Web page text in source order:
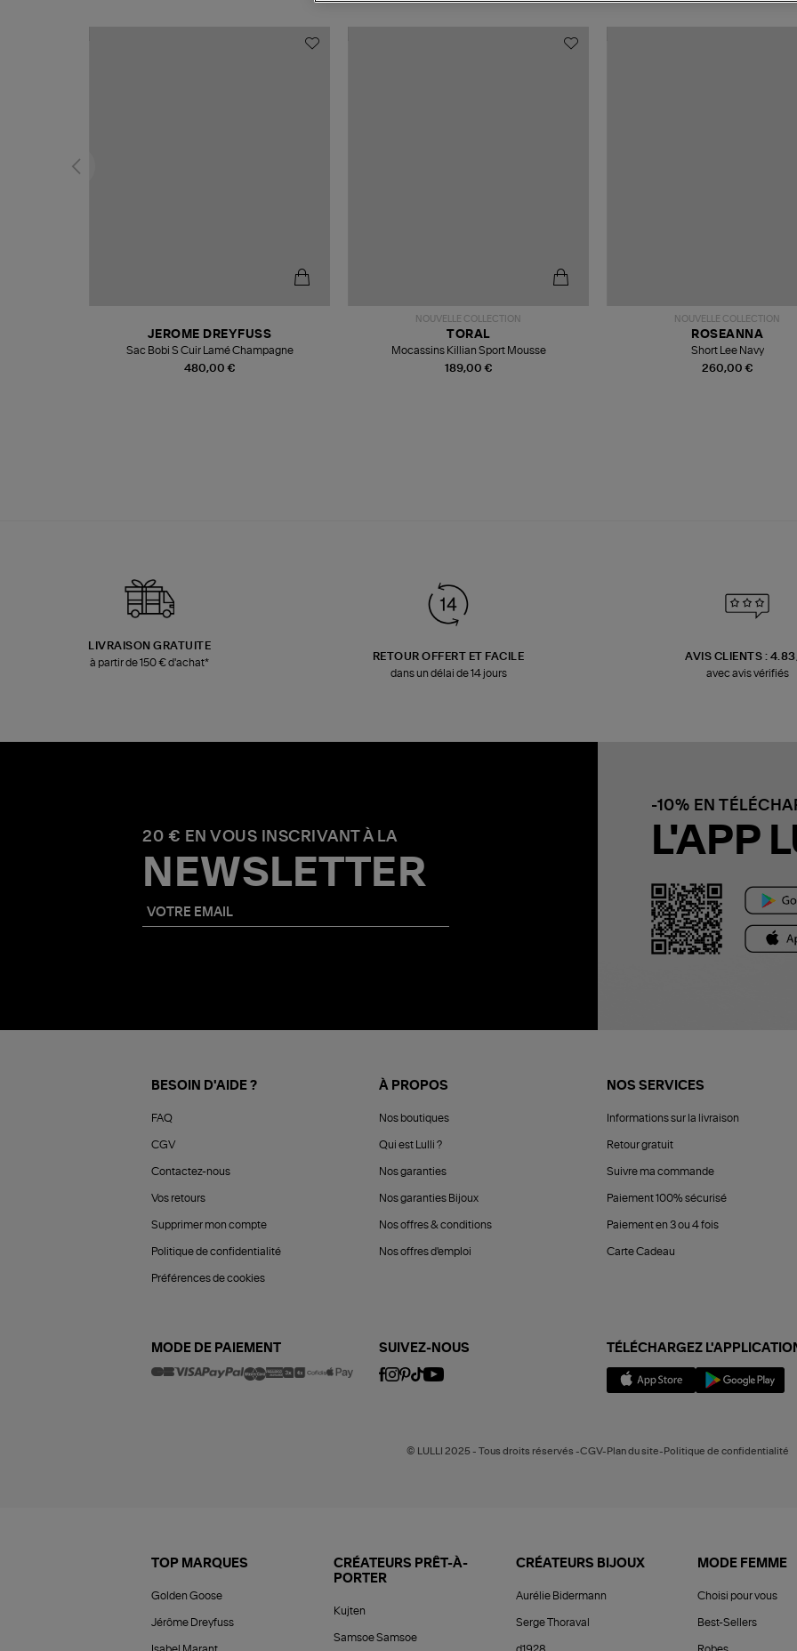
480,00 €
JEROME DREYFUSS
Sac Bobi S Cuir Lamé Champagne
NOUVELLE COLLECTION
189,00 €
TORAL
Mocassins Killian Sport Mousse
NOUVELLE COLLECTION
260,00 €
ROSEANNA
Short Lee Navy
LIVRAISON GRATUITE
à partir de 150 € d'achat*
RETOUR OFFERT ET FACILE
dans un délai de 14 jours
AVIS CLIENTS :
avec avis vérifiés
20 € EN VOUS INSCRIVANT À LA
NEWSLETTER
-10% EN
L'APP
BESOIN D'AIDE ?
FAQ
CGV
Contactez-nous
Vos retours
Supprimer mon compte
Politique de confidentialité
Préférences de cookies
À PROPOS
Nos boutiques
Qui est Lulli ?
Nos garanties
Nos garanties Bijoux
Nos offres & conditions
Nos offres d'emploi
NOS SERVICES
Informations sur la livraison
Retour gratuit
Suivre ma commande
Paiement 100% sécurisé
Paiement en 3 ou 4 fois
Carte Cadeau
MODE DE PAIEMENT SUIVEZ-NOUS TÉLÉCHARGEZ
© LULLI 2025 - Tous droits réservés -CGV-Plan du site-Politique de confidentialité
TOP MARQUES
Golden Goose
Jérôme Dreyfuss
CRÉATEURS PRÊT-À-
PORTER
Kujten
Samsoe Samsoe
CRÉATEURS BIJOUX
Aurélie Bidermann
Serge Thoraval
MODE FEMME
Choisi pour vous
Best-Sellers